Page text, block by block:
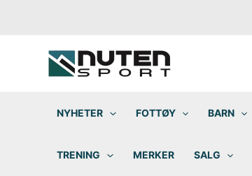
NYHETER FOTTØY BARN
TRENING MERKER SALG